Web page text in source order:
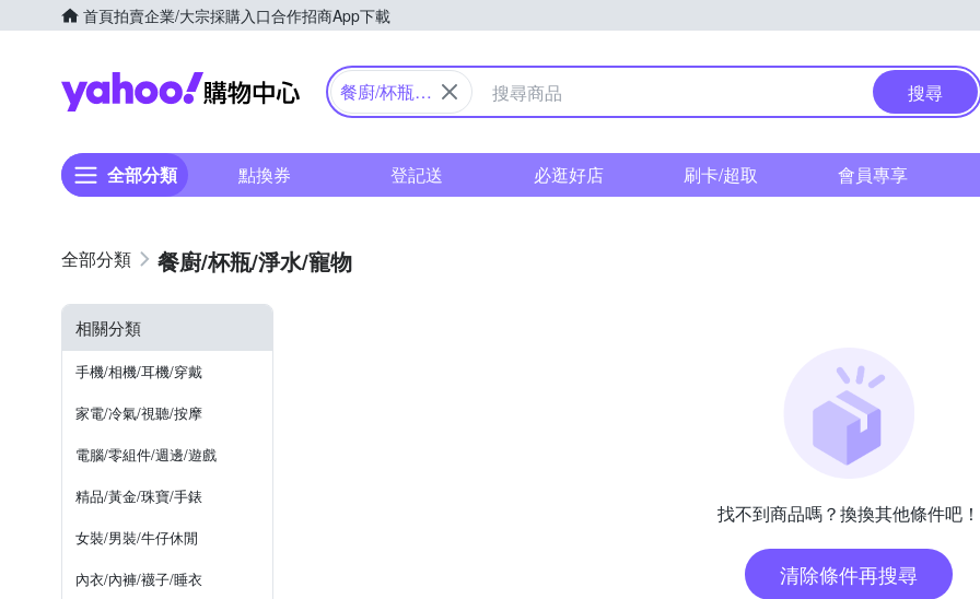
首頁拍賣企業/大宗採購入口合作招商App下載
Yahoo購物中心
餐廚/杯瓶/
搜尋
全部分類 點換券 登記送 必逛好店 刷卡/超取 會員專享
餐廚/杯瓶/淨水/寵物
相關分類
手機/相機/耳機/穿戴
家電/冷氣/視聽/按摩
電腦/零組件/週邊/遊戲
精品/黃金/珠寶/手錶
女裝/男裝/牛仔休閒
內衣/內褲/襪子/睡衣
找不到商品嗎？換換其他條件吧！
清除條件再搜尋